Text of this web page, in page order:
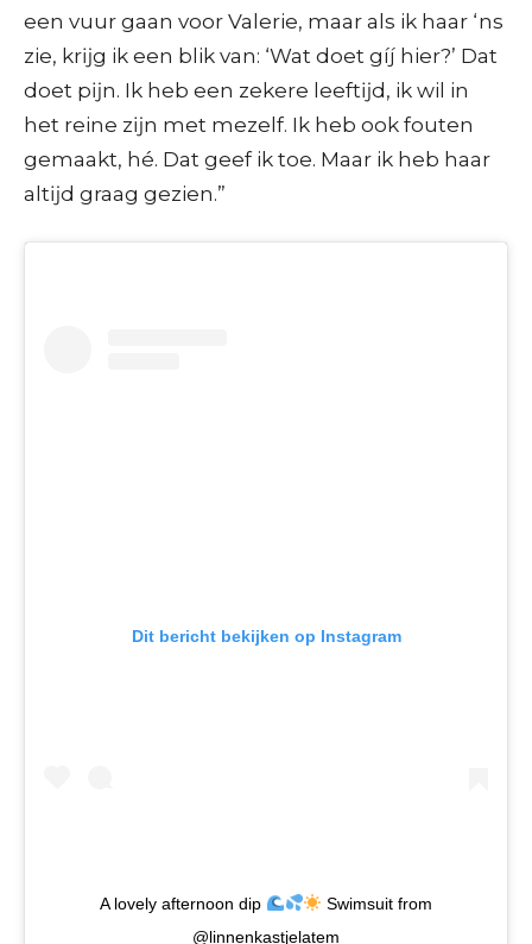
een vuur gaan voor Valerie, maar als ik haar ‘ns
zie, krĳg ik een blik van: ‘Wat doet gíj hier?’ Dat
doet pĳn. Ik heb een zekere leeftĳd, ik wil in
het reine zĳn met mezelf. Ik heb ook fouten
gemaakt, hé. Dat geef ik toe. Maar ik heb haar
altĳd graag gezien.”
Dit bericht bekijken op Instagram
A lovely afternoon dip
Swimsuit from
@linnenkastjelatem